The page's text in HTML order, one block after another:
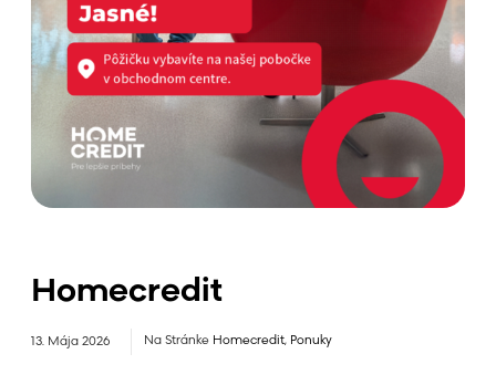
Homecredit
13. Mája 2026 Na Stránke Homecredit, Ponuky